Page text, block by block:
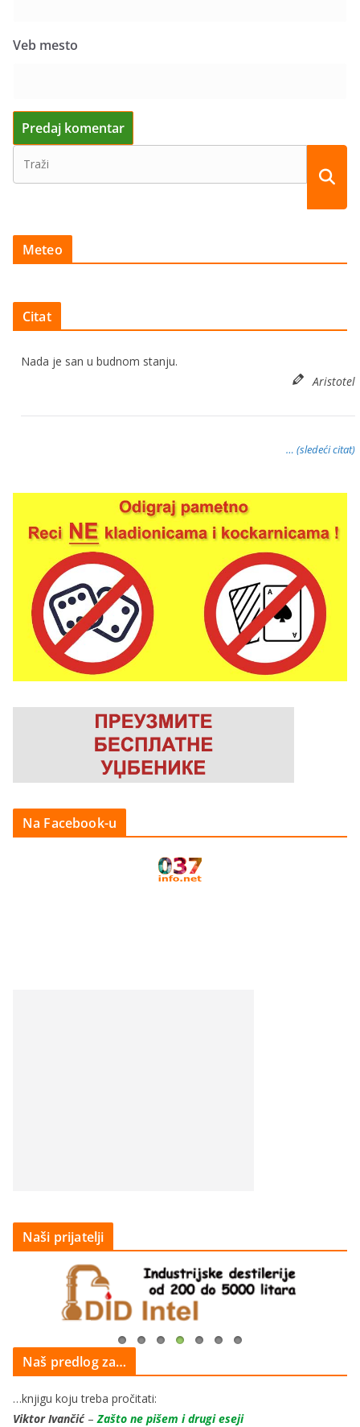
Veb mesto
Meteo
Citat
Nada je san u budnom stanju.
Aristotel
… (sledeći citat)
Na Facebook-u
Naši prijatelji
Naš predlog za…
…knjigu koju treba pročitati:
Viktor Ivančić–Zašto ne pišem i drugi eseji